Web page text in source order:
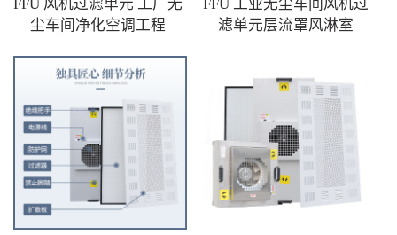
FFU 风机过滤单元 工厂无
尘车间净化空调工程
FFU 工业无尘车间风机过
滤单元层流罩风淋室